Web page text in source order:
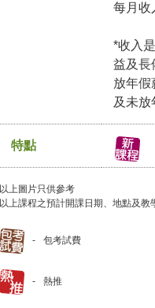
每月收
*收入
益及長
放年假
及未放
特點
以上圖片只供參考
以上課程之預計開課日期、地點及教
包考試費
熱推